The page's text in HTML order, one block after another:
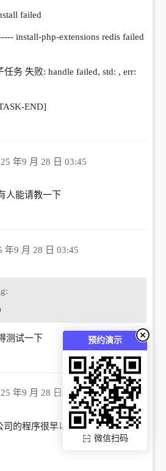
预约演示
微信扫码
failed
install-php-extensions redis failed
任务 失败: handle failed, std: , err:
END]
年9 月 28 日 03:45
人能请教一下
年9 月 28 日 03:45
测试一下
年9 月 28 日 03:47
的程序很早以前开发的，PHP版